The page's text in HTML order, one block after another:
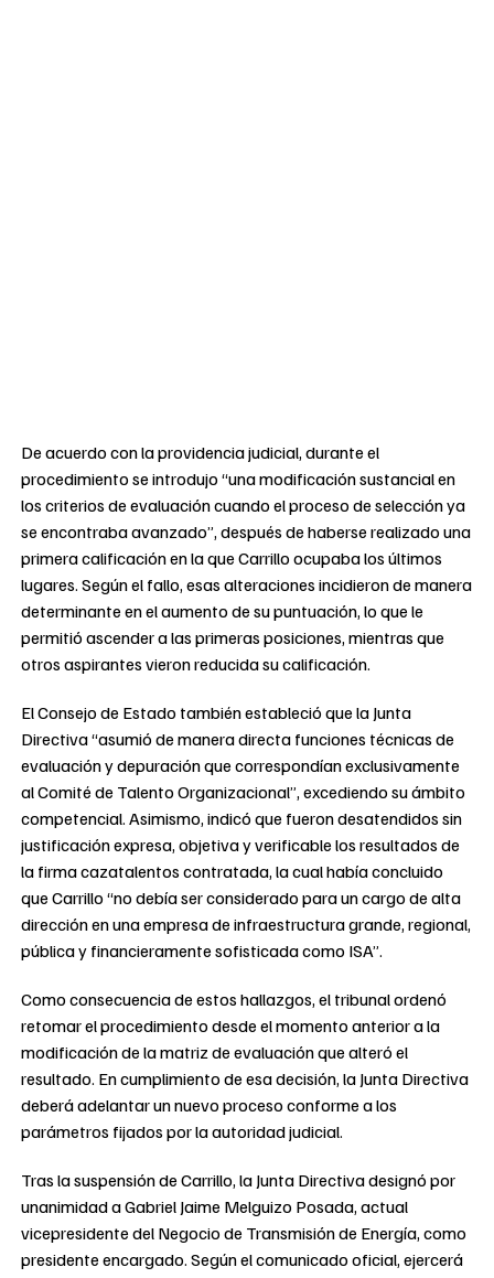
De acuerdo con la providencia judicial, durante el
procedimiento se introdujo “una modificación sustancial en
los criterios de evaluación cuando el proceso de selección ya
se encontraba avanzado”, después de haberse realizado una
primera calificación en la que Carrillo ocupaba los últimos
lugares. Según el fallo, esas alteraciones incidieron de manera
determinante en el aumento de su puntuación, lo que le
permitió ascender a las primeras posiciones, mientras que
otros aspirantes vieron reducida su calificación.
El Consejo de Estado también estableció que la Junta
Directiva “asumió de manera directa funciones técnicas de
evaluación y depuración que correspondían exclusivamente
al Comité de Talento Organizacional”, excediendo su ámbito
competencial. Asimismo, indicó que fueron desatendidos sin
justificación expresa, objetiva y verificable los resultados de
la firma cazatalentos contratada, la cual había concluido
que Carrillo “no debía ser considerado para un cargo de alta
dirección en una empresa de infraestructura grande, regional,
pública y financieramente sofisticada como ISA”.
Como consecuencia de estos hallazgos, el tribunal ordenó
retomar el procedimiento desde el momento anterior a la
modificación de la matriz de evaluación que alteró el
resultado. En cumplimiento de esa decisión, la Junta Directiva
deberá adelantar un nuevo proceso conforme a los
parámetros fijados por la autoridad judicial.
Tras la suspensión de Carrillo, la Junta Directiva designó por
unanimidad a Gabriel Jaime Melguizo Posada, actual
vicepresidente del Negocio de Transmisión de Energía, como
presidente encargado. Según el comunicado oficial, ejercerá